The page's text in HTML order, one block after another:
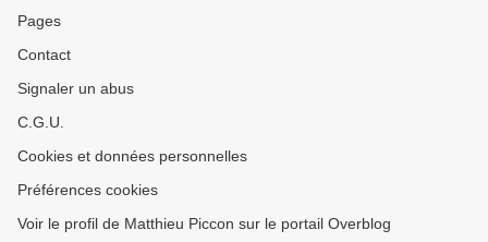
Pages
Contact
Signaler un abus
C.G.U.
Cookies et données personnelles
Préférences cookies
Voir le profil de Matthieu Piccon sur le portail Overblog